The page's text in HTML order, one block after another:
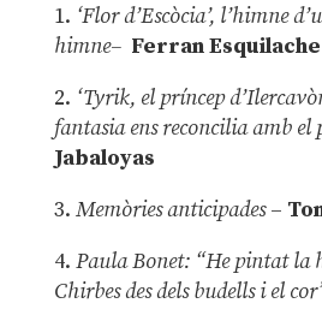
1. ‘Flor d’Escòcia’, l’himne
himne– Ferran Esquilache
2. ‘Tyrik, el príncep
fantasia ens reconcilia amb el
Jabaloyas
3. Memòries anticipades–
4. Paula Bonet: “He pintat la
Chirbes des dels budells i el